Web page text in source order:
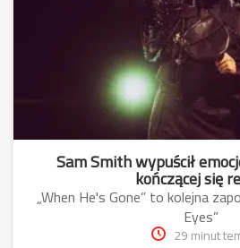
Sam Smith wypuścił
kończącej się
„When He's Gone” to kolejna
Eyes”
29 minut